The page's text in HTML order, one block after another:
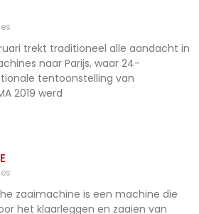
trekt traditioneel alle aandacht in
naar Parijs, waar 24-
tentoonstelling van
2019 werd
zaaimachine is een machine die
het klaarleggen en zaaien van